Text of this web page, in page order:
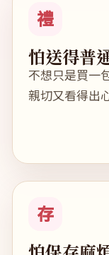
禮
怕送得普
不想只是買一
親切又看得出
存